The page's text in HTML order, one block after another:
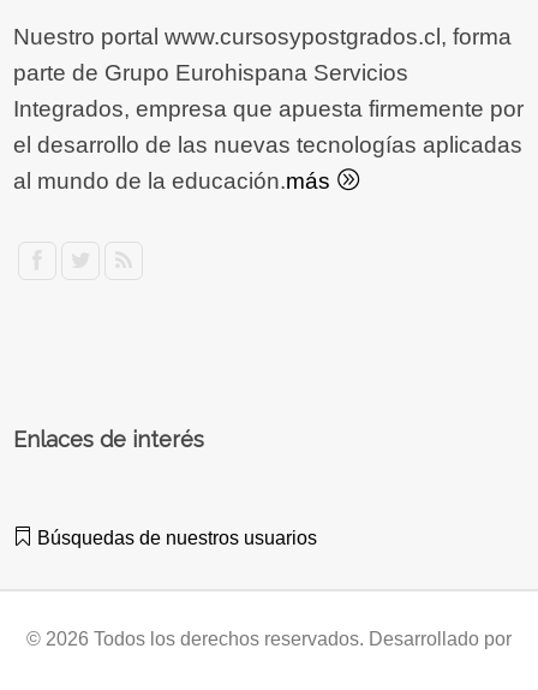
Nuestro portal www.cursosypostgrados.cl, forma
parte de Grupo Eurohispana Servicios
Integrados, empresa que apuesta firmemente por
el desarrollo de las nuevas tecnologías aplicadas
al mundo de la educación.más
Enlaces de interés
Búsquedas de nuestros usuarios
© 2026 Todos los derechos reservados. Desarrollado por